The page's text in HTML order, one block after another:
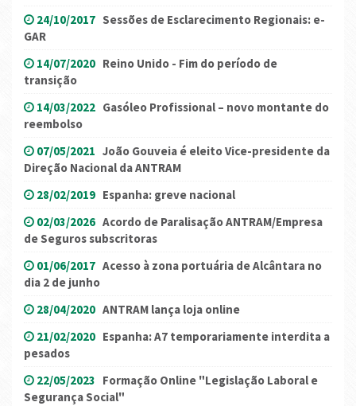
24/10/2017 Sessões de Esclarecimento Regionais: e-
GAR
14/07/2020 Reino Unido - Fim do período de
transição
14/03/2022 Gasóleo Profissional – novo montante do
reembolso
07/05/2021 João Gouveia é eleito Vice-presidente da
Direção Nacional da ANTRAM
28/02/2019 Espanha: greve nacional
02/03/2026 Acordo de Paralisação ANTRAM/Empresa
de Seguros subscritoras
01/06/2017 Acesso à zona portuária de Alcântara no
dia 2 de junho
28/04/2020 ANTRAM lança loja online
21/02/2020 Espanha: A7 temporariamente interdita a
pesados
22/05/2023 Formação Online "Legislação Laboral e
Segurança Social"